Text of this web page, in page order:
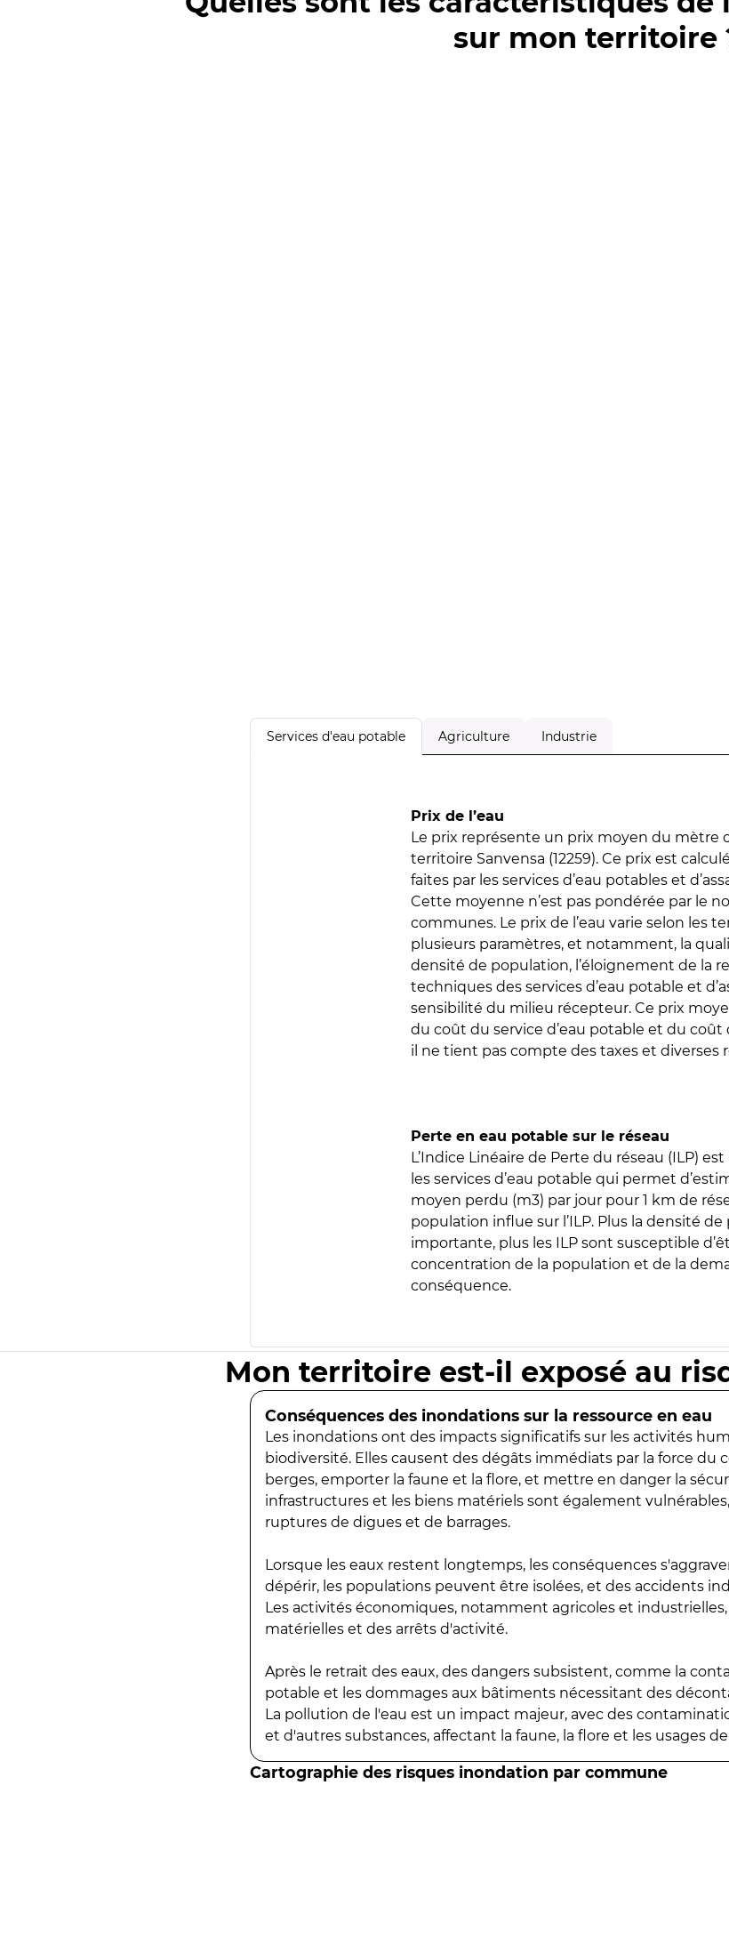
sur mon territoire
Services d'eau potable Agriculture Industrie
Prix de l’eau
Le prix représente un prix moyen du mètre
territoire Sanvensa (12259). Ce prix est
faites par les services d’eau potables et
Cette moyenne n’est pas pondérée par le
communes. Le prix de l’eau varie selon les
plusieurs paramètres, et notamment, la
densité de population, l’éloignement de la
techniques des services d’eau potable et
sensibilité du milieu récepteur. Ce prix
du coût du service d’eau potable et du coût
il ne tient pas compte des taxes et diverses
Perte en eau potable sur le réseau
L’Indice Linéaire de Perte du réseau (ILP)
les services d’eau potable qui permet
moyen perdu (m3) par jour pour 1 km de
population influe sur l’ILP. Plus la densité
importante, plus les ILP sont susceptible
concentration de la population et de la
conséquence.
Mon territoire est-il exposé au
Conséquences des inondations sur la ressource en eau
Les inondations ont des impacts significatifs sur les activités
biodiversité. Elles causent des dégâts immédiats par la force du
berges, emporter la faune et la flore, et mettre en danger la
infrastructures et les biens matériels sont également
ruptures de digues et de barrages.
Lorsque les eaux restent longtemps, les conséquences
dépérir, les populations peuvent être isolées, et des accidents
Les activités économiques, notamment agricoles et
matérielles et des arrêts d'activité.
Après le retrait des eaux, des dangers subsistent, comme la
potable et les dommages aux bâtiments nécessitant des
La pollution de l'eau est un impact majeur, avec des
et d'autres substances, affectant la faune, la flore et les usages de
Cartographie des risques inondation par commune